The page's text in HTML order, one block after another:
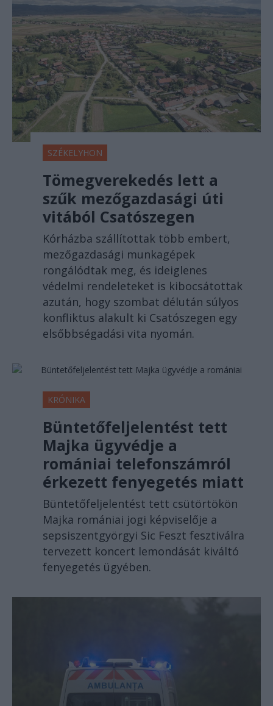
SZÉKELYHON
Tömegverekedés lett a
szűk mezőgazdasági úti
vitából Csatószegen
Kórházba szállítottak több embert,
mezőgazdasági munkagépek
rongálódtak meg, és ideiglenes
védelmi rendeleteket is kibocsátottak
azután, hogy szombat délután súlyos
konfliktus alakult ki Csatószegen egy
elsőbbségadási vita nyomán.
KRÓNIKA
Büntetőfeljelentést tett
Majka ügyvédje a
romániai telefonszámról
érkezett fenyegetés miatt
Büntetőfeljelentést tett csütörtökön
Majka romániai jogi képviselője a
sepsiszentgyörgyi Sic Feszt fesztiválra
tervezett koncert lemondását kiváltó
fenyegetés ügyében.